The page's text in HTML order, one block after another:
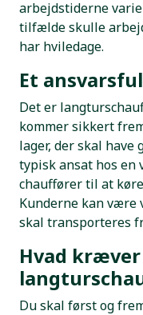
arbejdstiderne
tilfælde skulle
har hviledage.
Et
Det er
kommer sikkert
lager, der skal have
typisk ansat hos en
chauffører til at
Kunderne kan være
skal transporteres
Hvad
Du skal først og